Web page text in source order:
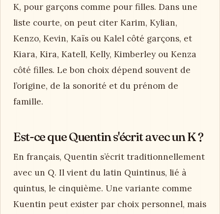
K, pour garçons comme pour filles. Dans une
liste courte, on peut citer Karim, Kylian,
Kenzo, Kevin, Kaïs ou Kalel côté garçons, et
Kiara, Kira, Katell, Kelly, Kimberley ou Kenza
côté filles. Le bon choix dépend souvent de
l’origine, de la sonorité et du prénom de
famille.
Est-ce que Quentin s'écrit avec un K ?
En français, Quentin s’écrit traditionnellement
avec un Q. Il vient du latin Quintinus, lié à
quintus, le cinquième. Une variante comme
Kuentin peut exister par choix personnel, mais